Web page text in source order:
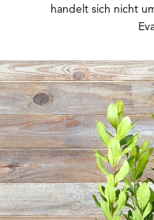
handelt sich nicht